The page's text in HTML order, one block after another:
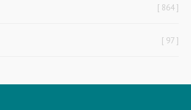
864
97